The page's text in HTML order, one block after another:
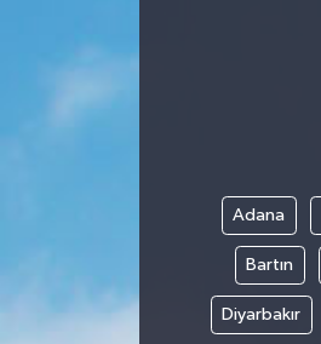
Adana
Bartın
Diyarbakır